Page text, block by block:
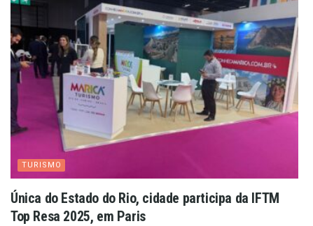
TURISMO
Única do Estado do Rio, cidade participa da IFTM
Top Resa 2025, em Paris